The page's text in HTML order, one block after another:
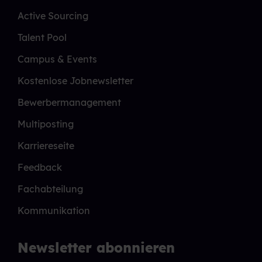
Active Sourcing
Talent Pool
Campus & Events
Kostenlose Jobnewsletter
Bewerbermanagement
Multiposting
Karriereseite
Feedback
Fachabteilung
Kommunikation
Newsletter abonnieren